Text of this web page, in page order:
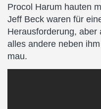
Procol Harum hauten
Jeff Beck waren für
Herausforderung, aber
alles andere neben
mau.